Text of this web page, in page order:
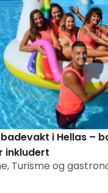
i Hellas –
inkludert
, Turisme og